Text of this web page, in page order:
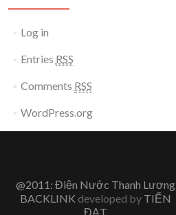
Log in
Entries RSS
Comments RSS
WordPress.org
@2011: Điện Nước Thanh Lương
BACKLINK developed by TIẾN
ĐẠT